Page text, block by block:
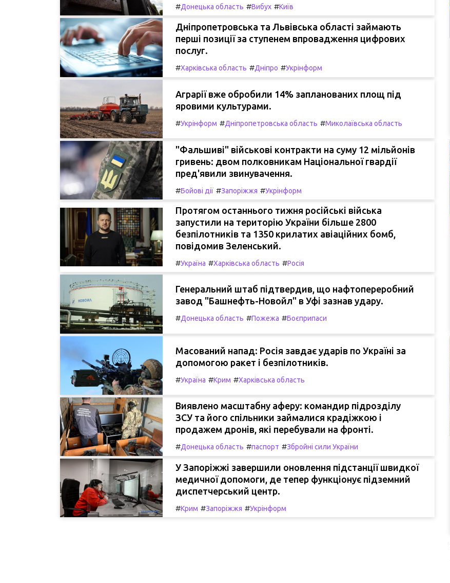
#Донецька область #Вибух #Київ
Дніпропетровська та Львівська області займають
перші позиції за ступенем впровадження цифрових
послуг.
#Харківська область #Дніпро #Укрінформ
Аграрії вже обробили 14% запланованих площ під
яровими культурами.
#Укрінформ #Дніпропетровська область #Миколаївська область
"Фальшиві" військові контракти на суму 12 мільйонів
гривень: двом полковникам Національної гвардії
пред'явили звинувачення.
#Бойові дії #Запоріжжя #Укрінформ
Протягом останнього тижня російські війська
запустили на територію України більше 2800
безпілотників та 1350 крилатих авіаційних бомб,
повідомив Зеленський.
#Україна #Харківська область #Росія
Генеральний штаб підтвердив, що нафтопереробний
завод "Башнефть-Новойл" в Уфі зазнав удару.
#Донецька область #Пожежа #Боєприпаси
Масований напад: Росія завдає ударів по Україні за
допомогою ракет і безпілотників.
#Україна #Крим #Харківська область
Виявлено масштабну аферу: командир підрозділу
ЗСУ та його спільники займалися крадіжкою і
продажем дронів, які перебували на фронті.
#Донецька область #паспорт #Збройні сили України
У Запоріжжі завершили оновлення підстанції швидкої
медичної допомоги, де тепер функціонує підземний
диспетчерський центр.
#Крим #Запоріжжя #Укрінформ